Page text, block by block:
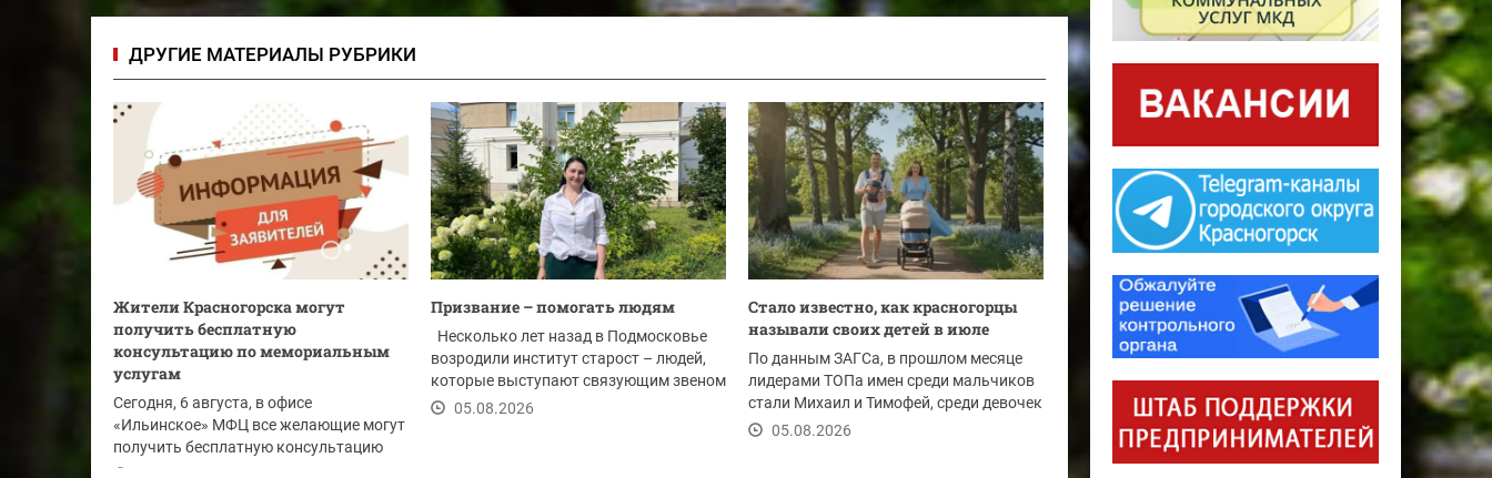
ДРУГИЕ МАТЕРИАЛЫ РУБРИКИ
Жители Красногорска могут
получить бесплатную
консультацию по мемориальным
услугам
Сегодня, 6 августа, в офисе
«Ильинское» МФЦ все желающие могут
получить бесплатную консультацию
специалистов ГБУ МО...
Призвание – помогать людям
Несколько лет назад в Подмосковье
возродили институт старост – людей,
которые выступают связующим звеном
между...
05.08.2026
Стало известно, как красногорцы
называли своих детей в июле
По данным ЗАГСа, в прошлом месяце
лидерами ТОПа имен среди мальчиков
стали Михаил и Тимофей, среди девочек
-... 05.08.2026